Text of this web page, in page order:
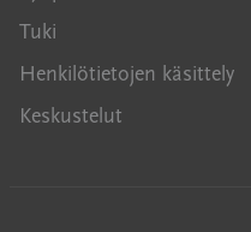
Tuki
Henkilötietojen käsittely
Keskustelut